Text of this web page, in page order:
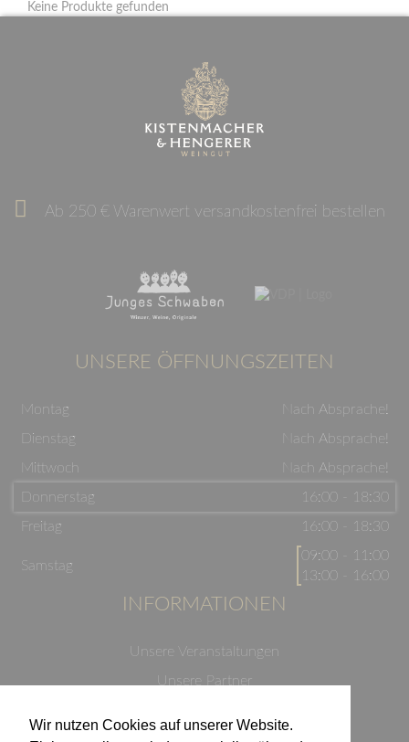
Wir nutzen Cookies auf unserer Website.
Keine Produkte gefunden
Ab 250 € Warenwert versandkostenfrei bestellen
UNSERE ÖFFNUNGSZEITEN
Montag
Nach Absprache!
Dienstag
Nach Absprache!
Mittwoch
Nach Absprache!
Donnerstag
16:00 - 18:30
Freitag
16:00 - 18:30
Samstag
09:00 - 11:00
13:00 - 16:00
INFORMATIONEN
Unsere Veranstaltungen
Unsere Partner